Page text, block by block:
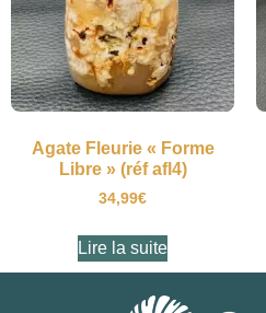
Agate Fleurie « Forme
Libre » (réf afl4)
34,99€
Lire la suite